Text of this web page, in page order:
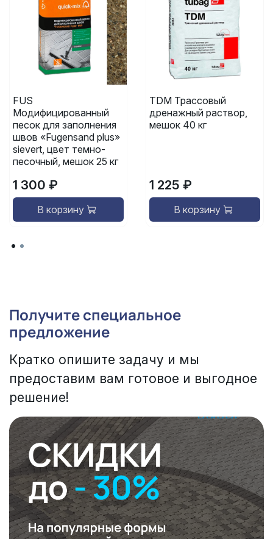
FUS
Модифицированный
песок для заполнения
швов «Fugensand plus»
sievert, цвет темно-
песочный, мешок 25 кг
1 300 ₽
В корзину
TDM Трассовый
дренажный раствор,
мешок 40 кг
1 225 ₽
В корзину
Получите специальное
предложение
Кратко опишите задачу и мы
предоставим вам готовое и выгодное
решение!